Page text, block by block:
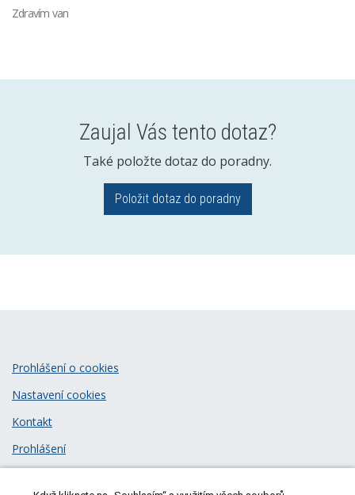
Zdravím van
Zaujal Vás tento dotaz?
Také položte dotaz do poradny.
Položit dotaz do poradny
Prohlášení o cookies
Nastavení cookies
Kontakt
Prohlášení